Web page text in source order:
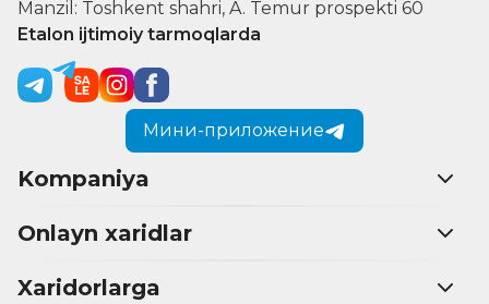
Manzil: Toshkent shahri, A. Temur prospekti 60
Etalon ijtimoiy tarmoqlarda
Мини-приложение
Kompaniya
Onlayn xaridlar
Xaridorlarga